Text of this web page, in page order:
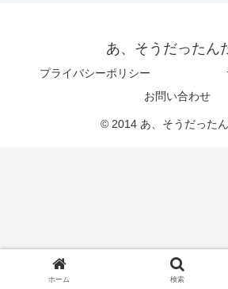
あ、そうだったん
プライバシーポリシー
お問い合わせ
© 2014 あ、そうだったん
ホーム 検索